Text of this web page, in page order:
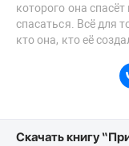
которого она
спасаться. Всё для
кто она, кто её
Скачать книгу